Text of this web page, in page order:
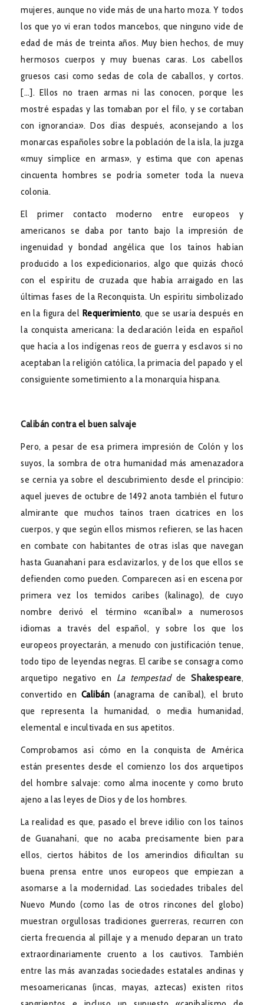
mujeres, aunque no vide más de una harto moza. Y todos
los que yo vi eran todos mancebos, que ninguno vide de
edad de más de treinta años. Muy bien hechos, de muy
hermosos cuerpos y muy buenas caras. Los cabellos
gruesos casi como sedas de cola de caballos, y cortos.
[…]. Ellos no traen armas ni las conocen, porque les
mostré espadas y las tomaban por el filo, y se cortaban
con ignorancia». Dos días después, aconsejando a los
monarcas españoles sobre la población de la isla, la juzga
«muy símplice en armas», y estima que con apenas
cincuenta hombres se podría someter toda la nueva
colonia.
El primer contacto moderno entre europeos y
americanos se daba por tanto bajo la impresión de
ingenuidad y bondad angélica que los taínos habían
producido a los expedicionarios, algo que quizás chocó
con el espíritu de cruzada que había arraigado en las
últimas fases de la Reconquista. Un espíritu simbolizado
en la figura del Requerimiento, que se usaría después en
la conquista americana: la declaración leída en español
que hacía a los indígenas reos de guerra y esclavos si no
aceptaban la religión católica, la primacía del papado y el
consiguiente sometimiento a la monarquía hispana.
Calibán contra el buen salvaje
Pero, a pesar de esa primera impresión de Colón y los
suyos, la sombra de otra humanidad más amenazadora
se cernía ya sobre el descubrimiento desde el principio:
aquel jueves de octubre de 1492 anota también el futuro
almirante que muchos taínos traen cicatrices en los
cuerpos, y que según ellos mismos refieren, se las hacen
en combate con habitantes de otras islas que navegan
hasta Guanahaní para esclavizarlos, y de los que ellos se
defienden como pueden. Comparecen así en escena por
primera vez los temidos caribes (kalinago), de cuyo
nombre derivó el término «caníbal» a numerosos
idiomas a través del español, y sobre los que los
europeos proyectarán, a menudo con justificación tenue,
todo tipo de leyendas negras. El caribe se consagra como
arquetipo negativo en La tempestaddeShakespeare,
convertido en Calibán (anagrama de caníbal), el bruto
que representa la humanidad, o media humanidad,
elemental e incultivada en sus apetitos.
Comprobamos así cómo en la conquista de América
están presentes desde el comienzo los dos arquetipos
del hombre salvaje: como alma inocente y como bruto
ajeno a las leyes de Dios y de los hombres.
La realidad es que, pasado el breve idilio con los taínos
de Guanahaní, que no acaba precisamente bien para
ellos, ciertos hábitos de los amerindios dificultan su
buena prensa entre unos europeos que empiezan a
asomarse a la modernidad. Las sociedades tribales del
Nuevo Mundo (como las de otros rincones del globo)
muestran orgullosas tradiciones guerreras, recurren con
cierta frecuencia al pillaje y a menudo deparan un trato
extraordinariamente cruento a los cautivos. También
entre las más avanzadas sociedades estatales andinas y
mesoamericanas (incas, mayas, aztecas) existen ritos